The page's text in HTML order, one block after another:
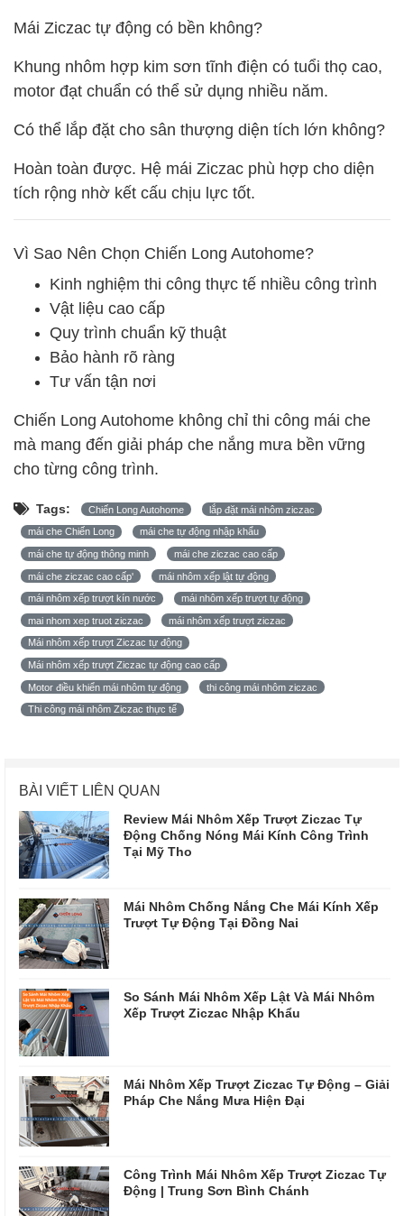
Mái Ziczac tự động có bền không?
Khung nhôm hợp kim sơn tĩnh điện có tuổi thọ cao,
motor đạt chuẩn có thể sử dụng nhiều năm.
Có thể lắp đặt cho sân thượng diện tích lớn không?
Hoàn toàn được. Hệ mái Ziczac phù hợp cho diện
tích rộng nhờ kết cấu chịu lực tốt.
Vì Sao Nên Chọn Chiến Long Autohome?
Kinh nghiệm thi công thực tế nhiều công trình
Vật liệu cao cấp
Quy trình chuẩn kỹ thuật
Bảo hành rõ ràng
Tư vấn tận nơi
Chiến Long Autohome không chỉ thi công mái che
mà mang đến giải pháp che nắng mưa bền vững
cho từng công trình.
Tags: Chiến Long Autohome lắp đặt mái nhôm ziczac
mái che Chiến Long mái che tự động nhập khẩu
mái che tự động thông minh mái che ziczac cao cấp
mái che ziczac cao cấp' mái nhôm xếp lật tự động
mái nhôm xếp trượt kín nước mái nhôm xếp trượt tự động
mai nhom xep truot ziczac mái nhôm xếp trượt ziczac
Mái nhôm xếp trượt Ziczac tự động
Mái nhôm xếp trượt Ziczac tự động cao cấp
Motor điều khiển mái nhôm tự động thi công mái nhôm ziczac
Thi công mái nhôm Ziczac thực tế
BÀI VIẾT LIÊN QUAN
Review Mái Nhôm Xếp Trượt Ziczac Tự
Động Chống Nóng Mái Kính Công Trình
Tại Mỹ Tho
Mái Nhôm Chống Nắng Che Mái Kính Xếp
Trượt Tự Động Tại Đồng Nai
So Sánh Mái Nhôm Xếp Lật Và Mái Nhôm
Xếp Trượt Ziczac Nhập Khẩu
Mái Nhôm Xếp Trượt Ziczac Tự Động – Giải
Pháp Che Nắng Mưa Hiện Đại
Công Trình Mái Nhôm Xếp Trượt Ziczac Tự
Động | Trung Sơn Bình Chánh